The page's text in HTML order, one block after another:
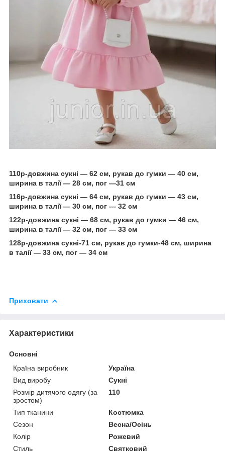
110р-довжина сукні — 62 см, рукав до гумки — 40 см,
ширина в талії — 28 см, пог —31 см
116р-довжина сукні — 64 см, рукав до гумки — 43 см,
ширина в талії — 30 см, пог — 32 см
122р-довжина сукні — 68 см, рукав до гумки — 46 см,
ширина в талії — 32 см, пог — 33 см
128р-довжина сукні-71 см, рукав до гумки-48 см, ширина
в талії — 33 см, пог — 34 см
Приховати
Характеристики
Основні
Країна виробник
Україна
Вид виробу
Сукні
Розмір дитячого одягу (за
зростом)
110
Тип тканини
Костюмка
Сезон
Весна/Осінь
Колір
Рожевий
Стиль
Святковий